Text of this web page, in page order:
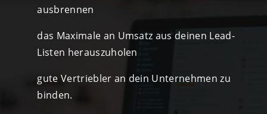
ausbrennen
das Maximale an Umsatz aus deinen Lead-
Listen herauszuholen
gute Vertriebler an dein Unternehmen zu
binden.